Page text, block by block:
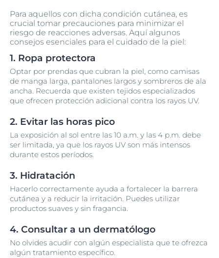
Para aquellos con dicha condición cutánea, es
crucial tomar precauciones para minimizar el
riesgo de reacciones adversas. Aquí algunos
consejos esenciales para el cuidado de la piel:
1. Ropa protectora
Optar por prendas que cubran la piel, como camisas
de manga larga, pantalones largos y sombreros de ala
ancha. Recuerda que existen tejidos especializados
que ofrecen protección adicional contra los rayos UV.
2. Evitar las horas pico
La exposición al sol entre las 10 a.m. y las 4 p.m. debe
ser limitada, ya que los rayos UV son más intensos
durante estos períodos.
3. Hidratación
Hacerlo correctamente ayuda a fortalecer la barrera
cutánea y a reducir la irritación. Puedes utilizar
productos suaves y sin fragancia.
4. Consultar a un dermatólogo
No olvides acudir con algún especialista que te ofrezca
algún tratamiento específico.